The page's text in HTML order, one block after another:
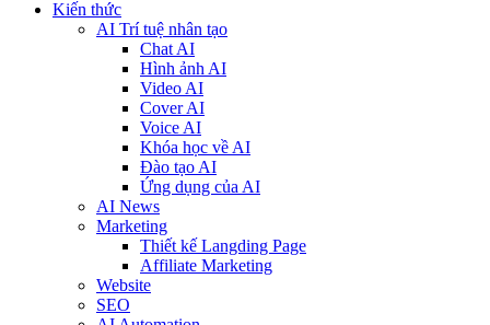
Kiến thức
AI Trí tuệ nhân tạo
Chat AI
Hình ảnh AI
Video AI
Cover AI
Voice AI
Khóa học về AI
Đào tạo AI
Ứng dụng của AI
AI News
Marketing
Thiết kế Langding Page
Affiliate Marketing
Website
SEO